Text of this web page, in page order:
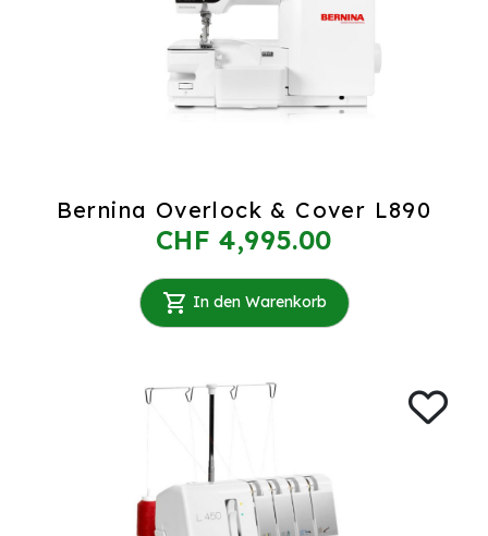
Bernina Overlock & Cover L890
CHF 4,995.00
In den Warenkorb